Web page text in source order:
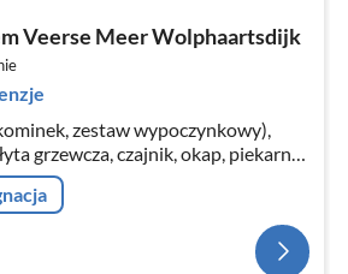
Veerse Meer Wolphaartsdijk
zestaw wypoczynkowy),
grzewcza, czajnik, okap, piekarnik,
lodówko-zamrażarka),